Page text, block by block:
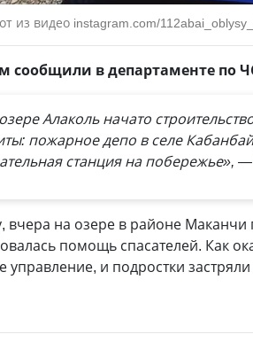
из видео instagram.com/
сообщили в департаменте по
Алаколь начато
пожарное депо в селе
станция на побережье», —
вчера на озере в районе
помощь спасателей. Как
управление, и подростки